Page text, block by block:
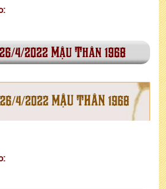
4/2022 Mậu Thân 1968
4/2022 MẬU THÂN 1968